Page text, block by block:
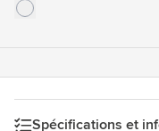
aux chocs. Capacité
Spécifications et